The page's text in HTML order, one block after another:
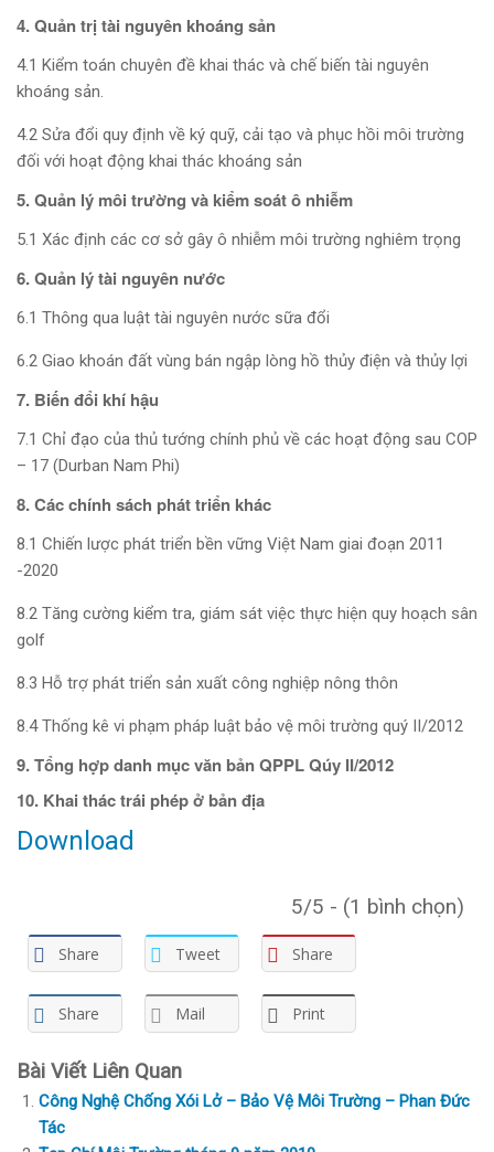
4. Quản trị tài nguyên khoáng sản
4.1 Kiểm toán chuyên đề khai thác và chế biến tài nguyên
khoáng sản.
4.2 Sửa đổi quy định về ký quỹ, cải tạo và phục hồi môi trường
đối với hoạt động khai thác khoáng sản
5. Quản lý môi trường và kiểm soát ô nhiễm
5.1 Xác định các cơ sở gây ô nhiễm môi trường nghiêm trọng
6. Quản lý tài nguyên nước
6.1 Thông qua luật tài nguyên nước sữa đổi
6.2 Giao khoán đất vùng bán ngập lòng hồ thủy điện và thủy lợi
7. Biến đổi khí hậu
7.1 Chỉ đạo của thủ tướng chính phủ về các hoạt động sau COP
– 17 (Durban Nam Phi)
8. Các chính sách phát triển khác
8.1 Chiến lược phát triển bền vững Việt Nam giai đoạn 2011
-2020
8.2 Tăng cường kiểm tra, giám sát việc thực hiện quy hoạch sân
golf
8.3 Hỗ trợ phát triển sản xuất công nghiệp nông thôn
8.4 Thống kê vi phạm pháp luật bảo vệ môi trường quý II/2012
9. Tổng hợp danh mục văn bản QPPL Qúy II/2012
10. Khai thác trái phép ở bản địa
Download
5/5 - (1 bình chọn)
Share Tweet Share
Share Mail Print
Bài Viết Liên Quan
Công Nghệ Chống Xói Lở – Bảo Vệ Môi Trường – Phan Đức
Tác